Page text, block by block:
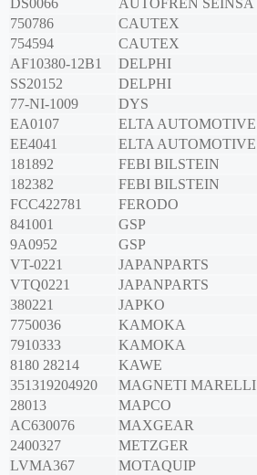
DS0066
AUTOFREN SEINSA
750786
CAUTEX
754594
CAUTEX
AF10380-12B1
DELPHI
SS20152
DELPHI
77-NI-1009
DYS
EA0107
ELTA AUTOMOTIVE
EE4041
ELTA AUTOMOTIVE
181892
FEBI BILSTEIN
182382
FEBI BILSTEIN
FCC422781
FERODO
841001
GSP
9A0952
GSP
VT-0221
JAPANPARTS
VTQ0221
JAPANPARTS
380221
JAPKO
7750036
KAMOKA
7910333
KAMOKA
8180 28214
KAWE
351319204920
MAGNETI MARELLI
28013
MAPCO
AC630076
MAXGEAR
2400327
METZGER
LVMA367
MOTAQUIP